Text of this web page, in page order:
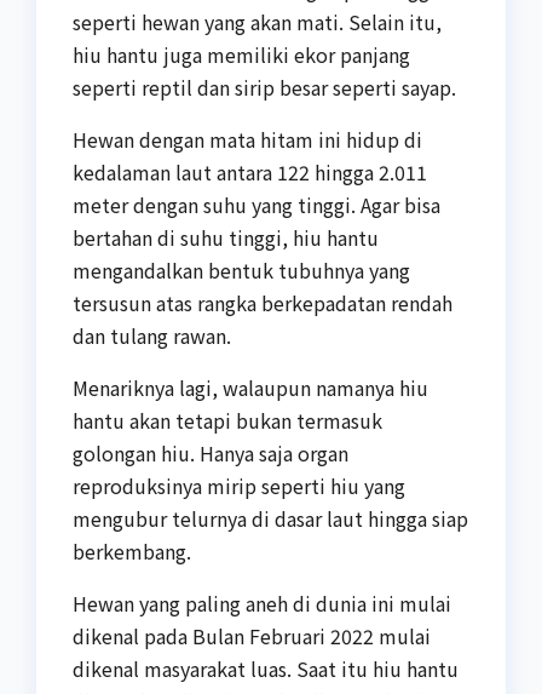
seperti hewan yang akan mati. Selain itu,
hiu hantu juga memiliki ekor panjang
seperti reptil dan sirip besar seperti sayap.
Hewan dengan mata hitam ini hidup di
kedalaman laut antara 122 hingga 2.011
meter dengan suhu yang tinggi. Agar bisa
bertahan di suhu tinggi, hiu hantu
mengandalkan bentuk tubuhnya yang
tersusun atas rangka berkepadatan rendah
dan tulang rawan.
Menariknya lagi, walaupun namanya hiu
hantu akan tetapi bukan termasuk
golongan hiu. Hanya saja organ
reproduksinya mirip seperti hiu yang
mengubur telurnya di dasar laut hingga siap
berkembang.
Hewan yang paling aneh di dunia ini mulai
dikenal pada Bulan Februari 2022 mulai
dikenal masyarakat luas. Saat itu hiu hantu